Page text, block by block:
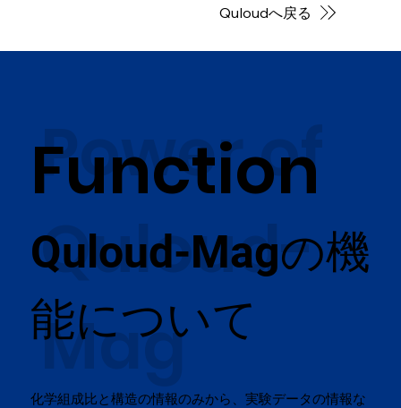
Quloudへ戻る
Power of
Quloud-
Mag
Function
Quloud-Magの機
能について
化学組成比と構造の情報のみから、実験データの情報な